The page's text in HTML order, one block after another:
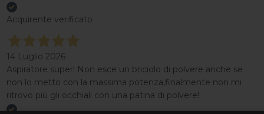
Acquirente verificato
14 Luglio 2026
Aspiratore super! Non esce un briciolo di polvere anche se
non lo metto con la massima potenza,finalmente non mi
ritrovo più gli occhiali con una patina di polvere!